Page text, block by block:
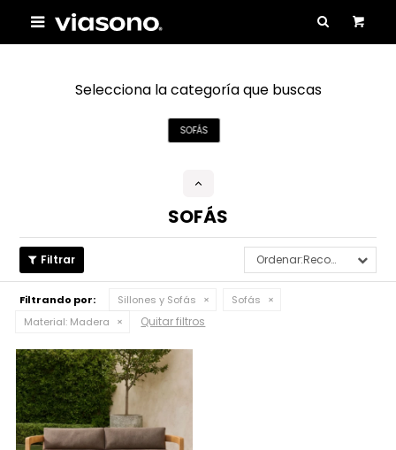

Selecciona la categoría que buscas
SOFÁS
SOFÁS
Recomendados
Filtrando por: Sillones y Sofás
Sofás
Material: Madera Quitar filtros